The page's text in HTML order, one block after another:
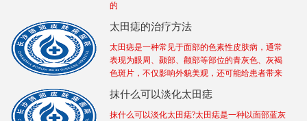
的
太田痣的治疗方法
太田痣是一种常见于面部的色素性皮肤病，通常
表现为眼周、颞部、颧部等部位的青灰色、灰褐
色斑片，不仅影响外貌美观，还可能给患者带来
抹什么可以淡化太田痣
抹什么可以淡化太田痣?太田痣是一种以面部蓝灰